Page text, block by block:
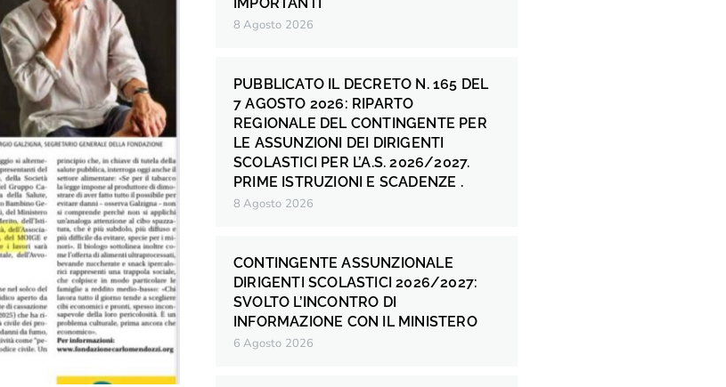
IMPORTANTI
8 Agosto 2026
PUBBLICATO IL DECRETO N. 165 DEL
7 AGOSTO 2026: RIPARTO
REGIONALE DEL CONTINGENTE PER
LE ASSUNZIONI DEI DIRIGENTI
SCOLASTICI PER L’A.S. 2026/2027.
PRIME ISTRUZIONI E SCADENZE .
8 Agosto 2026
CONTINGENTE ASSUNZIONALE
DIRIGENTI SCOLASTICI 2026/2027:
SVOLTO L’INCONTRO DI
INFORMAZIONE CON IL MINISTERO
6 Agosto 2026